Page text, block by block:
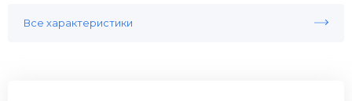
Все характеристики